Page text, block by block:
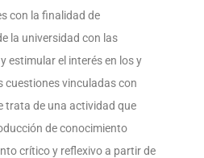
con la finalidad de
la universidad con las
estimular el interés en los y
cuestiones vinculadas con
trata de una actividad que
de conocimiento
crítico y reflexivo a partir de